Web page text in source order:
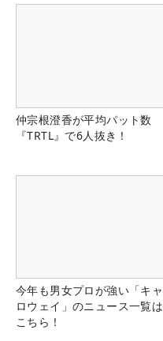
仲宗根澄香が平均パット数
『TRTL』で6人抜き！
今年も男女プロが強い「キャ
ロウェイ」のニュース一覧は
こちら！